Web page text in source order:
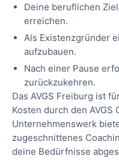
Deine beruflichen
erreichen.
Als Existenzgründer
aufzubauen.
Nach einer Pause
zurückzukehren.
Das AVGS Freiburg ist
Kosten durch den
Unternehmenswerk
zugeschnittenes
deine Bedürfnisse